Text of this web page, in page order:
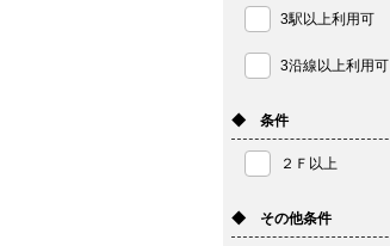
3駅以上利用可
3沿線以上利用可
◆ 条件
２Ｆ以上
◆ その他条件